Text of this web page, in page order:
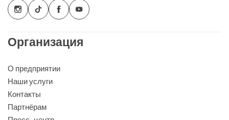
Организация
О предприятии
Наши услуги
Контакты
Партнёрам